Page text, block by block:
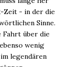
Zeit - in der die
Sinne.
Fahrt über die
wenig
legendären